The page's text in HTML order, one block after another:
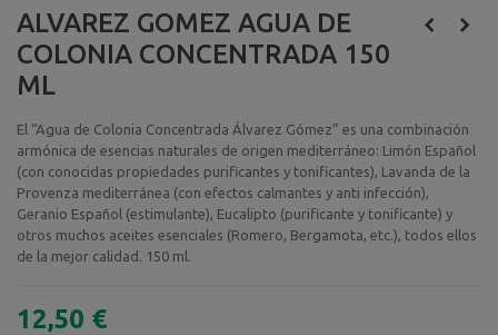
ALVAREZ GOMEZ AGUA DE
COLONIA CONCENTRADA 150
ML
El “Agua de Colonia Concentrada Álvarez Gómez” es una combinación
armónica de esencias naturales de origen mediterráneo: Limón Español
(con conocidas propiedades purificantes y tonificantes), Lavanda de la
Provenza mediterránea (con efectos calmantes y anti infección),
Geranio Español (estimulante), Eucalipto (purificante y tonificante) y
otros muchos aceites esenciales (Romero, Bergamota, etc.), todos ellos
de la mejor calidad. 150 ml.
12,50 €